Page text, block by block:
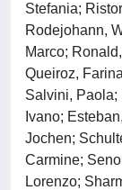
Stefania;
Rodejohann,
Marco;
Queiroz,
Salvini, Paola;
Ivano;
Jochen;
Carmine;
Lorenzo;